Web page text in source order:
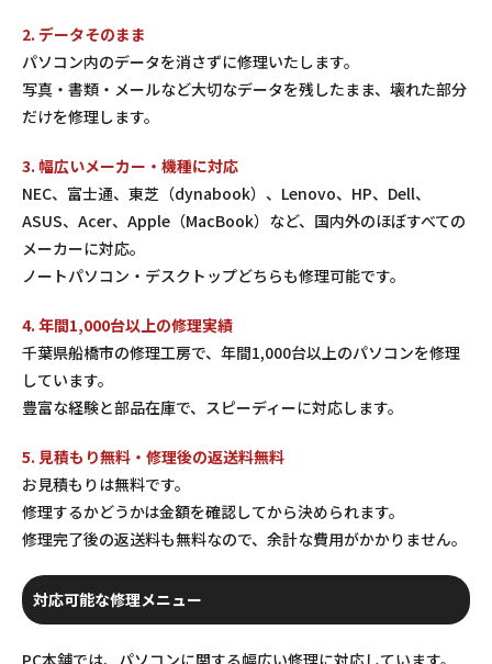
2. データそのまま
パソコン内のデータを消さずに修理いたします。
写真・書類・メールなど大切なデータを残したまま、壊れた部分
だけを修理します。
3. 幅広いメーカー・機種に対応
NEC、富士通、東芝（dynabook）、Lenovo、HP、Dell、
ASUS、Acer、Apple（MacBook）など、国内外のほぼすべての
メーカーに対応。
ノートパソコン・デスクトップどちらも修理可能です。
4. 年間1,000台以上の修理実績
千葉県船橋市の修理工房で、年間1,000台以上のパソコンを修理
しています。
豊富な経験と部品在庫で、スピーディーに対応します。
5. 見積もり無料・修理後の返送料無料
お見積もりは無料です。
修理するかどうかは金額を確認してから決められます。
修理完了後の返送料も無料なので、余計な費用がかかりません。
対応可能な修理メニュー
PC本舗では、パソコンに関する幅広い修理に対応しています。